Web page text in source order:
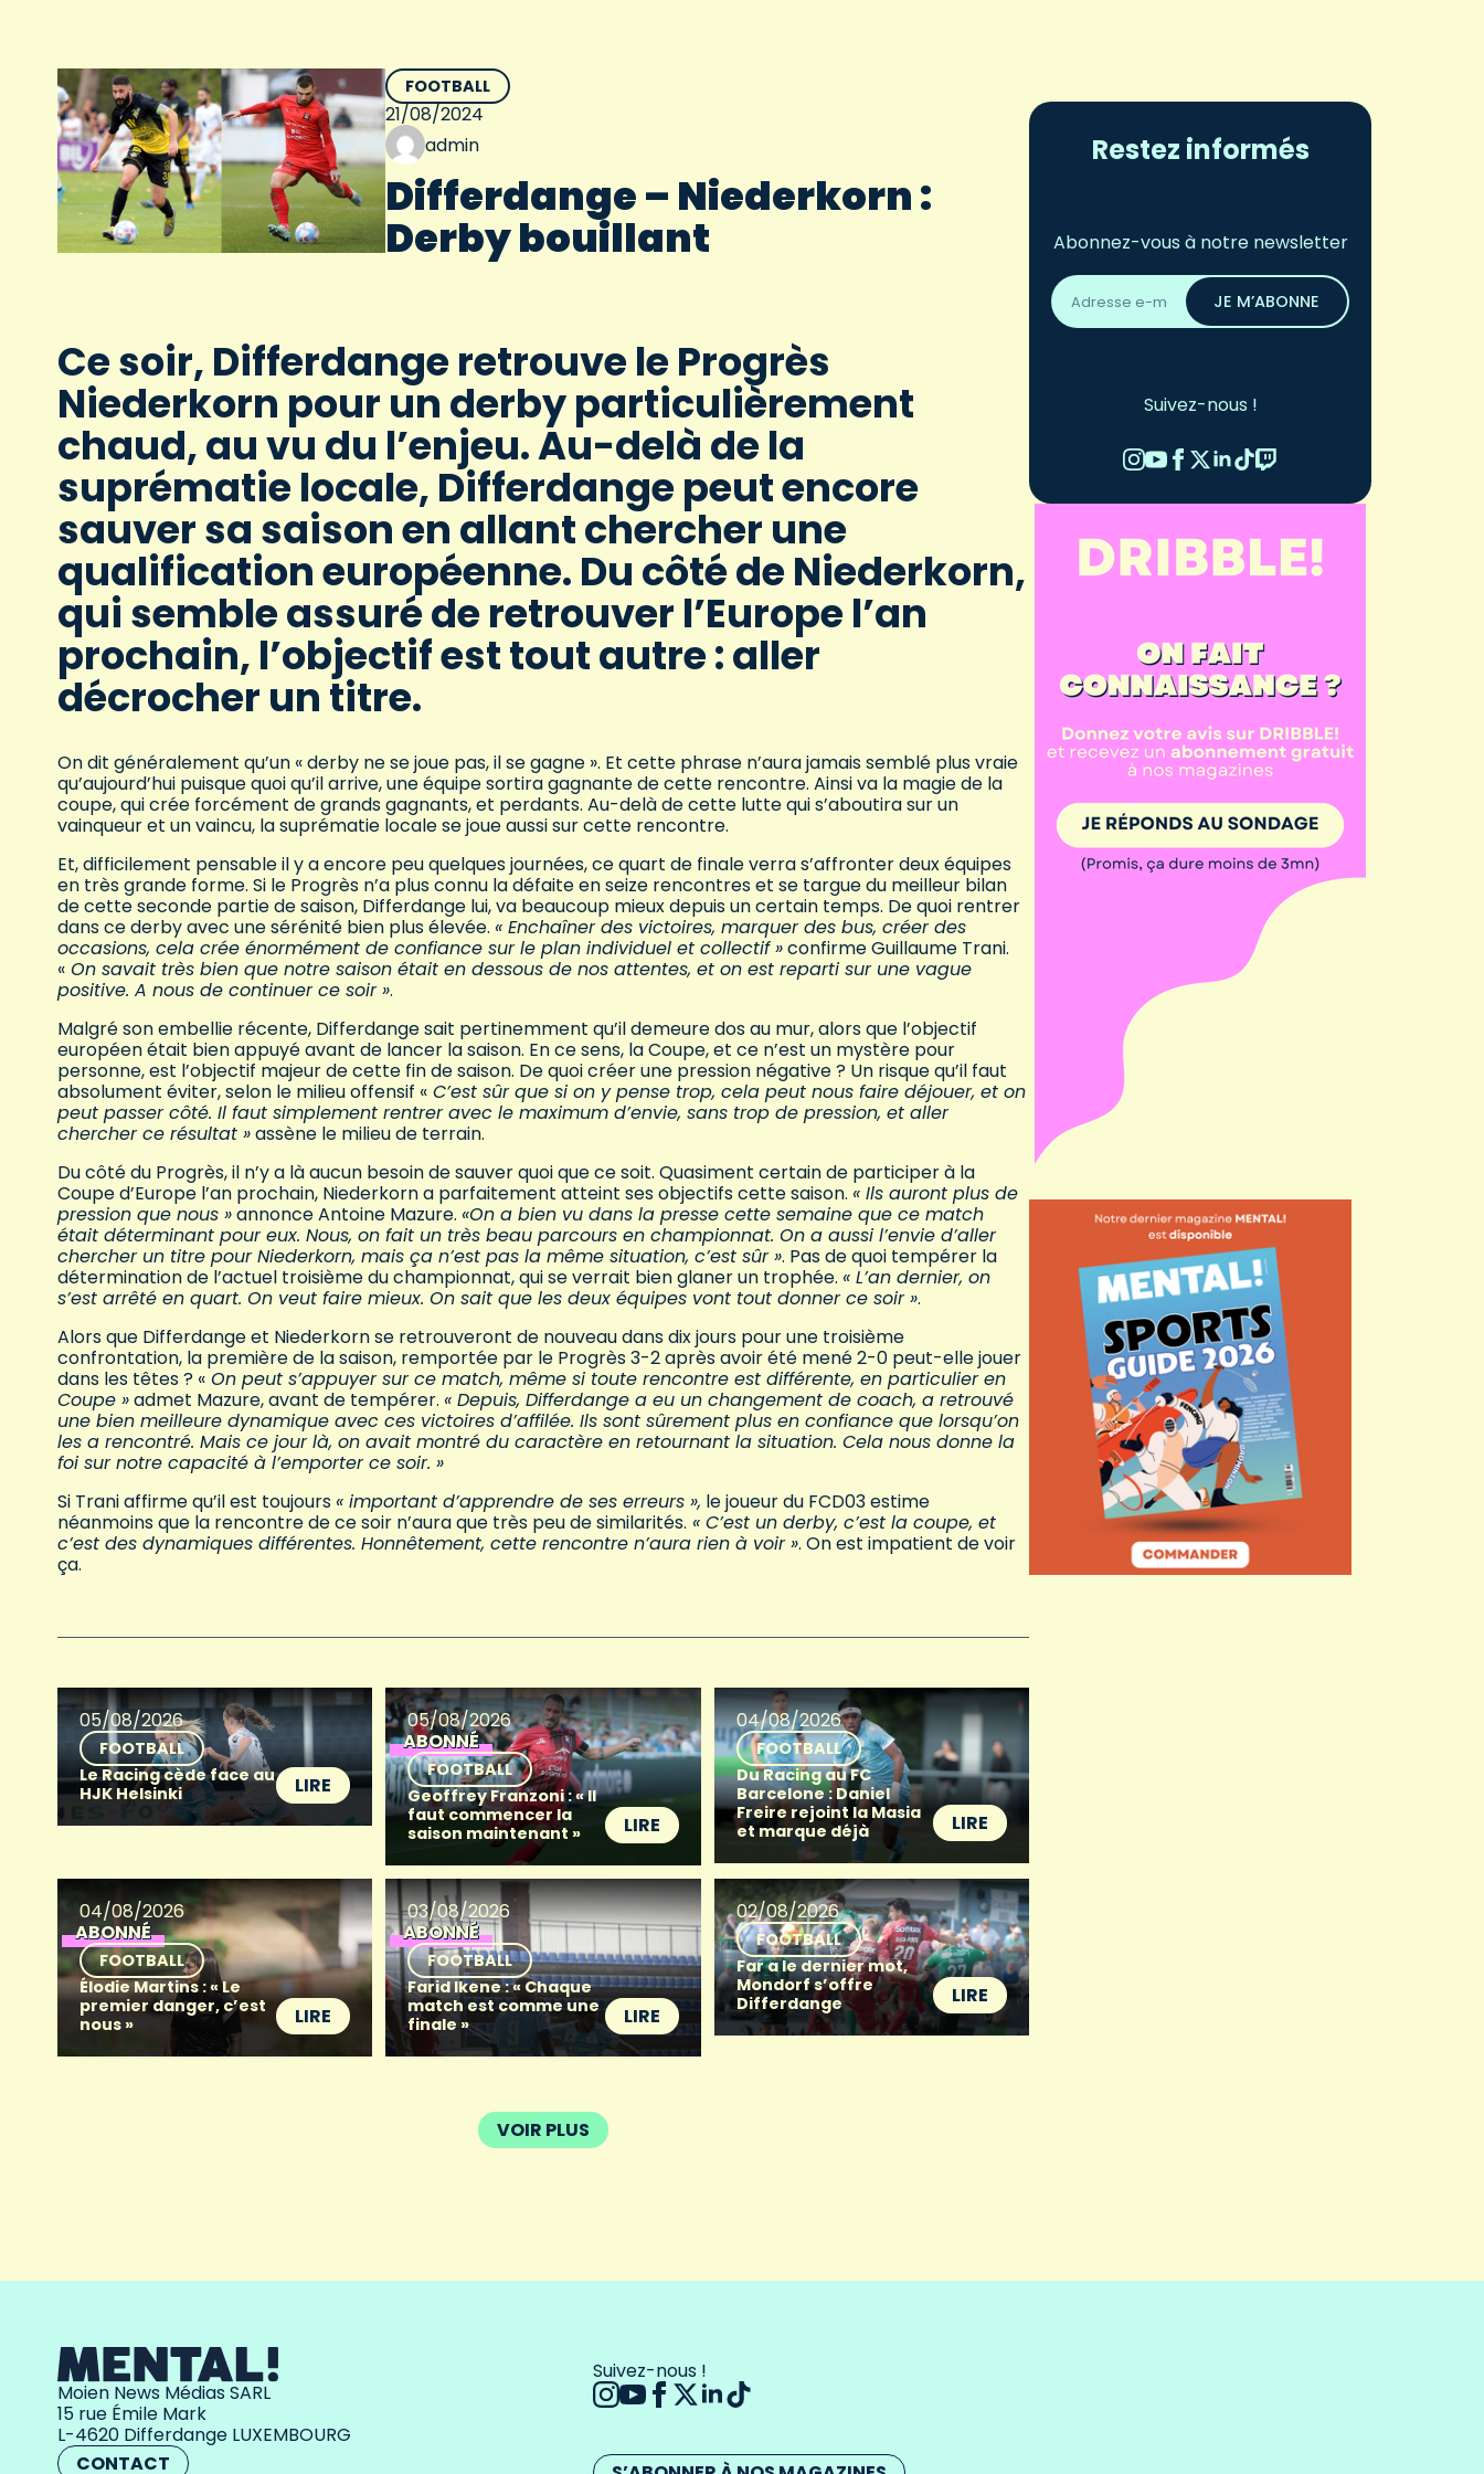
FOOTBALL
21/08/2024
admin
Differdange – Niederkorn :
Derby bouillant
Ce soir, Differdange retrouve le Progrès
Niederkorn pour un derby particulièrement
chaud, au vu du l’enjeu. Au-delà de la
suprématie locale, Differdange peut encore
sauver sa saison en allant chercher une
qualification européenne. Du côté de Niederkorn,
qui semble assuré de retrouver l’Europe l’an
prochain, l’objectif est tout autre : aller
décrocher un titre.
On dit généralement qu’un « derby ne se joue pas, il se gagne ». Et cette phrase n’aura jamais semblé plus vraie
qu’aujourd’hui puisque quoi qu’il arrive, une équipe sortira gagnante de cette rencontre. Ainsi va la magie de la
coupe, qui crée forcément de grands gagnants, et perdants. Au-delà de cette lutte qui s’aboutira sur un
vainqueur et un vaincu, la suprématie locale se joue aussi sur cette rencontre.
Et, difficilement pensable il y a encore peu quelques journées, ce quart de finale verra s’affronter deux équipes
en très grande forme. Si le Progrès n’a plus connu la défaite en seize rencontres et se targue du meilleur bilan
de cette seconde partie de saison, Differdange lui, va beaucoup mieux depuis un certain temps. De quoi rentrer
dans ce derby avec une sérénité bien plus élevée. « Enchaîner des victoires, marquer des bus, créer des
occasions, cela crée énormément de confiance sur le plan individuel et collectif »confirme Guillaume Trani.
« On savait très bien que notre saison était en dessous de nos attentes, et on est reparti sur une vague
positive. A nous de continuer ce soir ».
Malgré son embellie récente, Differdange sait pertinemment qu’il demeure dos au mur, alors que l’objectif
européen était bien appuyé avant de lancer la saison. En ce sens, la Coupe, et ce n’est un mystère pour
personne, est l’objectif majeur de cette fin de saison. De quoi créer une pression négative ? Un risque qu’il faut
absolument éviter, selon le milieu offensif « C’est sûr que si on y pense trop, cela peut nous faire déjouer, et on
peut passer côté. Il faut simplement rentrer avec le maximum d’envie, sans trop de pression, et aller
chercher ce résultat »assène le milieu de terrain.
Du côté du Progrès, il n’y a là aucun besoin de sauver quoi que ce soit. Quasiment certain de participer à la
Coupe d’Europe l’an prochain, Niederkorn a parfaitement atteint ses objectifs cette saison. « Ils auront plus de
pression que nous »annonce Antoine Mazure. «On a bien vu dans la presse cette semaine que ce match
était déterminant pour eux. Nous, on fait un très beau parcours en championnat. On a aussi l’envie d’aller
chercher un titre pour Niederkorn, mais ça n’est pas la même situation, c’est sûr ». Pas de quoi tempérer la
détermination de l’actuel troisième du championnat, qui se verrait bien glaner un trophée. « L’an dernier, on
s’est arrêté en quart. On veut faire mieux. On sait que les deux équipes vont tout donner ce soir ».
Alors que Differdange et Niederkorn se retrouveront de nouveau dans dix jours pour une troisième
confrontation, la première de la saison, remportée par le Progrès 3-2 après avoir été mené 2-0 peut-elle jouer
dans les têtes ? « On peut s’appuyer sur ce match, même si toute rencontre est différente, en particulier en
Coupe »admet Mazure, avant de tempérer. « Depuis, Differdange a eu un changement de coach, a retrouvé
une bien meilleure dynamique avec ces victoires d’affilée. Ils sont sûrement plus en confiance que lorsqu’on
les a rencontré. Mais ce jour là, on avait montré du caractère en retournant la situation. Cela nous donne la
foi sur notre capacité à l’emporter ce soir. »
Si Trani affirme qu’il est toujours« important d’apprendre de ses erreurs », le joueur du FCD03 estime
néanmoins que la rencontre de ce soir n’aura que très peu de similarités. « C’est un derby, c’est la coupe, et
c’est des dynamiques différentes. Honnêtement, cette rencontre n’aura rien à voir ». On est impatient de voir
ça.
05/08/2026
FOOTBALL
Le Racing cède face au
HJK Helsinki
LIRE
05/08/2026
ABONNÉ
FOOTBALL
Geoffrey Franzoni : « Il
faut commencer la
saison maintenant »
LIRE
04/08/2026
FOOTBALL
Du Racing au FC
Barcelone : Daniel
Freire rejoint la Masia
et marque déjà
LIRE
04/08/2026
ABONNÉ
FOOTBALL
Élodie Martins : « Le
premier danger, c’est
nous »
LIRE
03/08/2026
ABONNÉ
FOOTBALL
Farid Ikene : « Chaque
match est comme une
finale »
LIRE
02/08/2026
FOOTBALL
Far a le dernier mot,
Mondorf s’offre
Differdange
LIRE
VOIR PLUS
Restez informés
Abonnez-vous à notre newsletter
Adresse
email
*
JE M’ABONNE
Suivez-nous !
Moien News Médias SARL
15 rue Émile Mark
L-4620 Differdange LUXEMBOURG
CONTACT
Suivez-nous !